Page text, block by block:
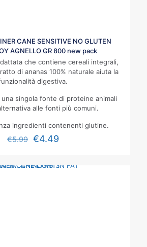
CANE SENSITIVE NO GLUTEN
AGNELLO GR 800 new pack
che contiene cereali integrali,
di ananas 100% naturale aiuta la
digestiva.
singola fonte di proteine animali
alle fonti più comuni.
ingredienti contenenti glutine.
€5.99 €4.49